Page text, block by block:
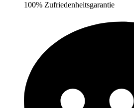
100% Zufriedenheitsgarantie